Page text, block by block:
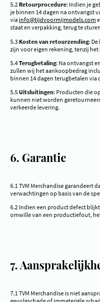
5.2 Retourprocedure: Indien je
je binnen 14 dagen na ontvangst
via info@tijdvoormijmodels.com
staat en verpakking, terug te
5.3 Kosten van retourzending:
zijn voor eigen rekening, tenzij
5.4Terugbetaling: Na ontvangst
zullen wij het aankoopbedrag
binnen 14 dagen terugbetalen
5.5Uitsluitingen: Producten die
kunnen niet worden
verkeerde levering.
6. Garantie
6.1 TVM Merchandise garandeert
verwachtingen op basis van de
6.2 Indien een product defect
omwille van een productiefout,
7.
7.1 TVM Merchandise is niet